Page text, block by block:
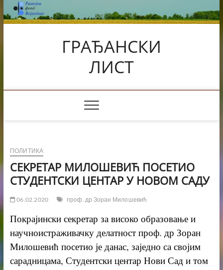
Skip
to
content
ГРАЂАНСКИ
ЛИСТ
ПОЛИТИКА
СЕКРЕТАР МИЛОШЕВИЋ ПОСЕТИО
СТУДЕНТСКИ ЦЕНТАР У НОВОМ САДУ
06.02.2020 проф. др Зоран Милошевић
Покрајински секретар за високо образовање и
научноистраживачку делатност проф. др Зоран
Милошевић посетио је данас, заједно са својим
сарадницама, Студентски центар Нови Сад и том